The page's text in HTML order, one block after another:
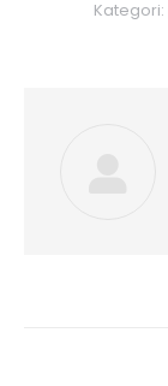
Kategori: